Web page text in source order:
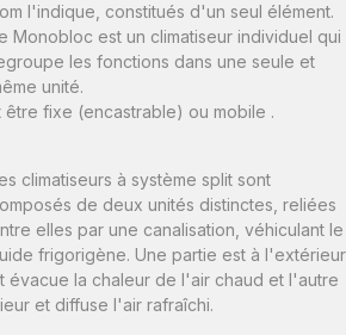
l'indique, constitués d'un seul élément.
Monobloc est un climatiseur individuel qui
les fonctions dans une seule et
unité.
fixe (encastrable) ou mobile .
climatiseurs à système split sont
de deux unités distinctes, reliées
elles par une canalisation, véhiculant le
frigorigène. Une partie est à l'extérieur
évacue la chaleur de l'air chaud et l'autre
et diffuse l'air rafraîchi.